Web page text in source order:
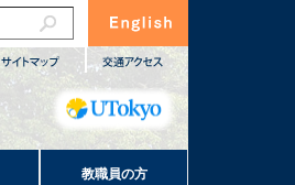
教職員の方